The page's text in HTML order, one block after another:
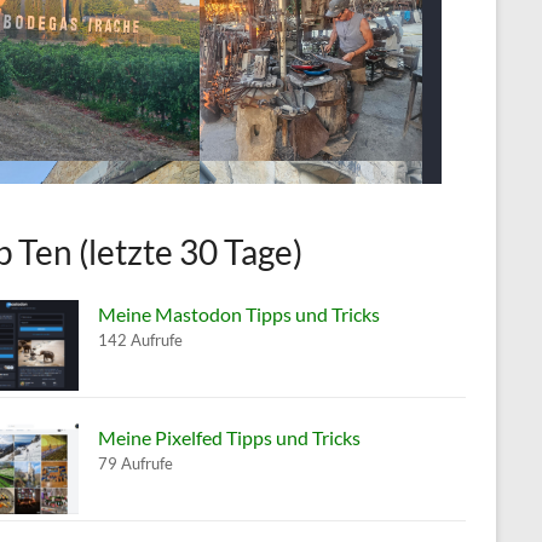
Ten (letzte 30 Tage)
Meine Mastodon Tipps und Tricks
142 Aufrufe
Meine Pixelfed Tipps und Tricks
79 Aufrufe